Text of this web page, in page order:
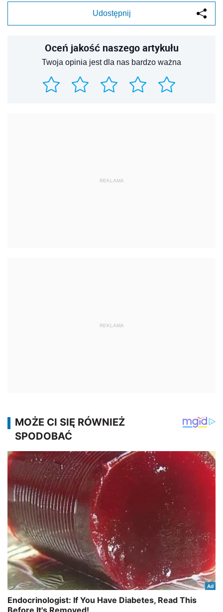
Udostępnij
Oceń jakość naszego artykułu
Twoja opinia jest dla nas bardzo ważna
REKLAMA
REKLAMA